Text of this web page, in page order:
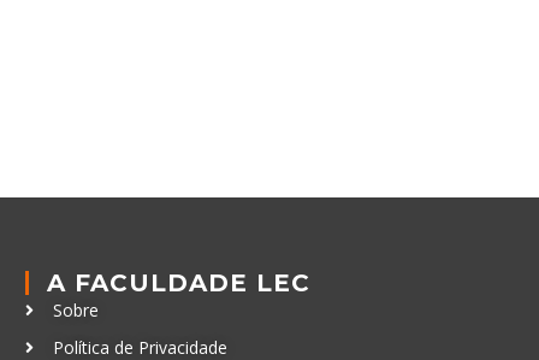
A FACULDADE LEC
Sobre
Política de Privacidade